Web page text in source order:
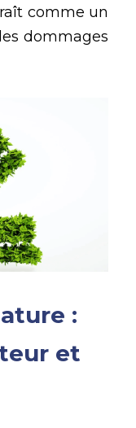
comme un
dommages
:
et